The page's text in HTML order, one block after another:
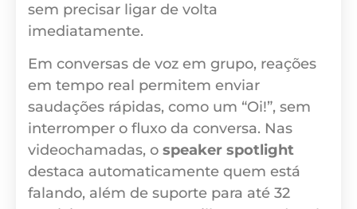
sem precisar ligar de volta
imediatamente.
Em conversas de voz em grupo, reações
em tempo real permitem enviar
saudações rápidas, como um “Oi!”, sem
interromper o fluxo da conversa. Nas
videochamadas, o speaker spotlight
destaca automaticamente quem está
falando, além de suporte para até 32